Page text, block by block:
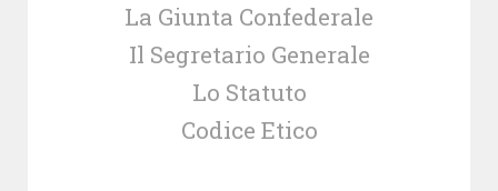
La Giunta Confederale
Il Segretario Generale
Lo Statuto
Codice Etico